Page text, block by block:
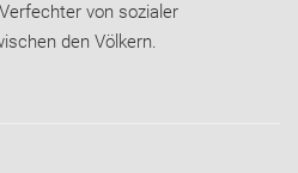
von sozialer
den Völkern.